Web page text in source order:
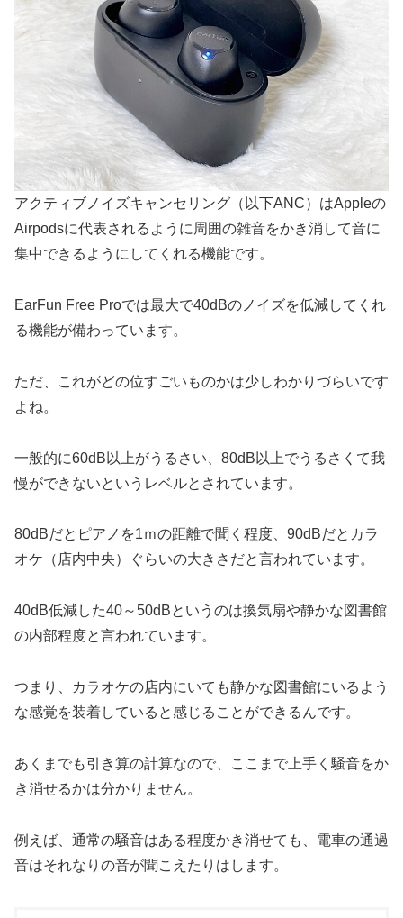
アクティブノイズキャンセリング（以下ANC）はAppleの
Airpodsに代表されるように周囲の雑音をかき消して音に
集中できるようにしてくれる機能です。
EarFun Free Proでは最大で40dBのノイズを低減してくれ
る機能が備わっています。
ただ、これがどの位すごいものかは少しわかりづらいです
よね。
一般的に60dB以上がうるさい、80dB以上でうるさくて我
慢ができないというレベルとされています。
80dBだとピアノを1ｍの距離で聞く程度、90dBだとカラ
オケ（店内中央）ぐらいの大きさだと言われています。
40dB低減した40～50dBというのは換気扇や静かな図書館
の内部程度と言われています。
つまり、カラオケの店内にいても静かな図書館にいるよう
な感覚を装着していると感じることができるんです。
あくまでも引き算の計算なので、ここまで上手く騒音をか
き消せるかは分かりません。
例えば、通常の騒音はある程度かき消せても、電車の通過
音はそれなりの音が聞こえたりはします。